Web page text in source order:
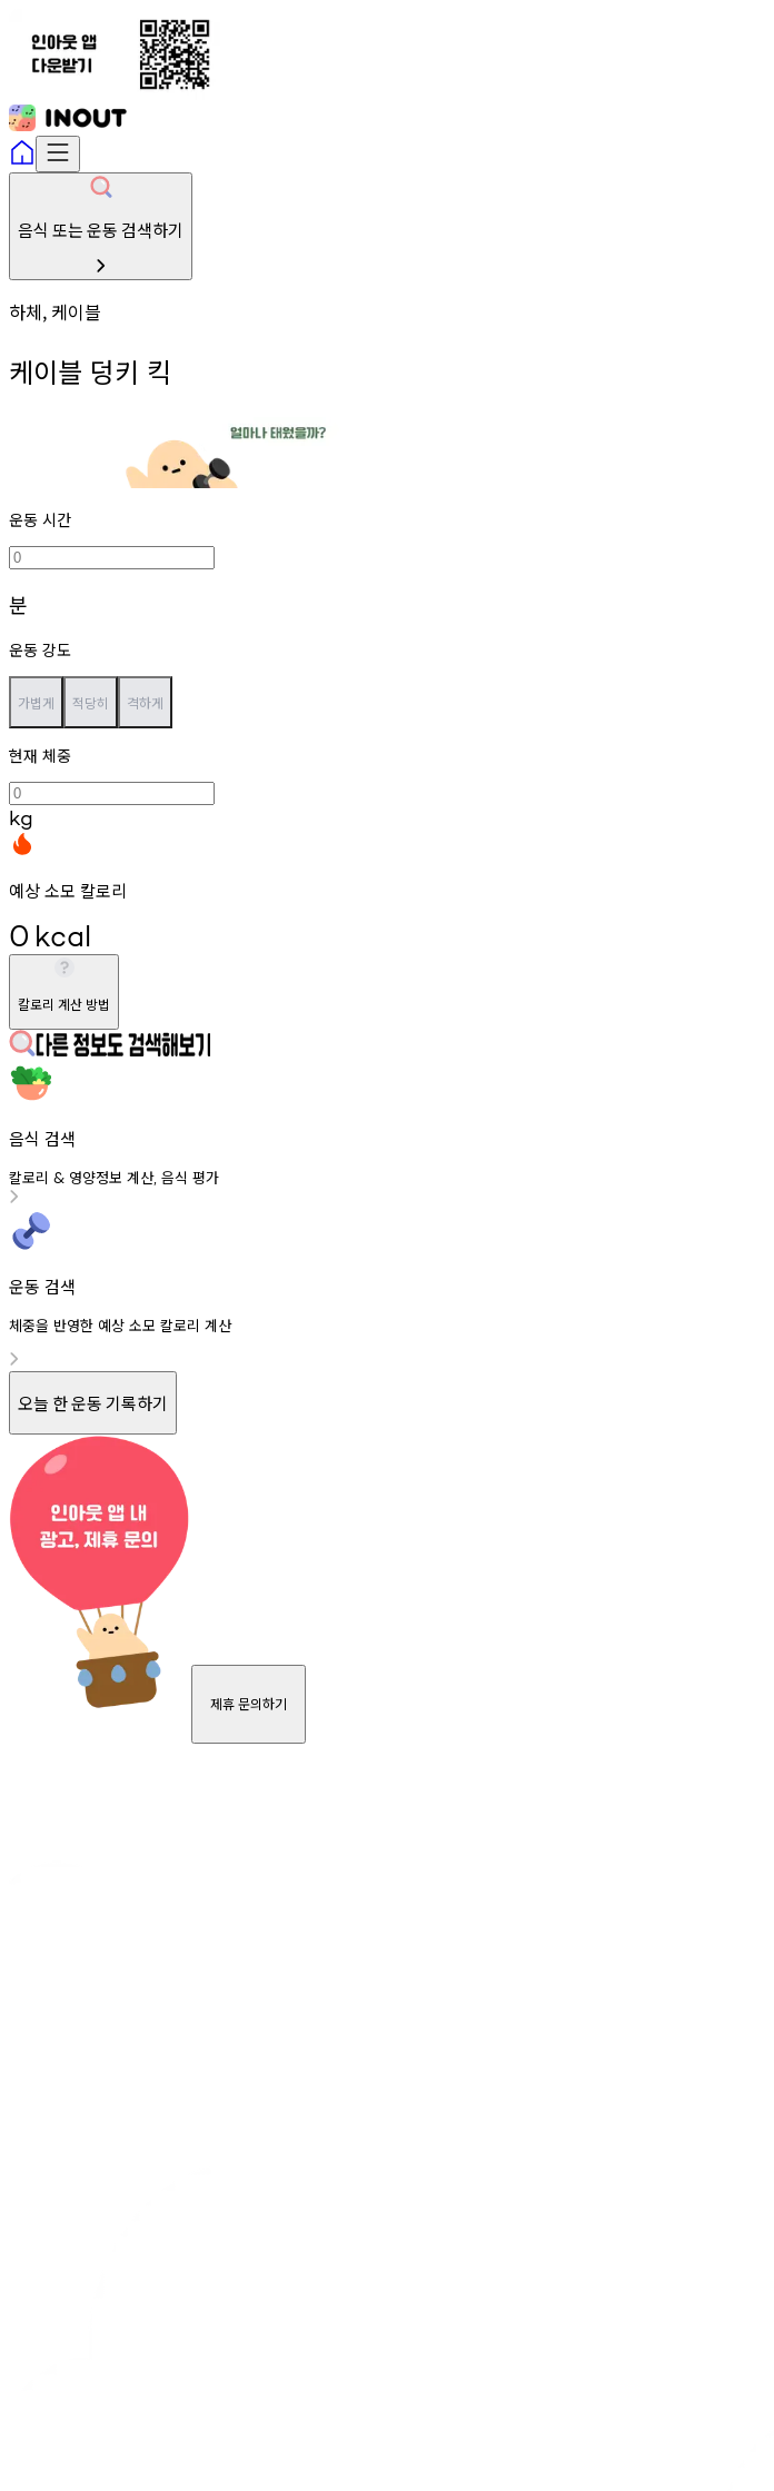
음식 또는 운동 검색하기
하체, 케이블
케이블 덩키 킥
운동 시간
분
운동 강도
가볍게 적당히 격하게
현재 체중
kg
예상 소모 칼로리
0 kcal
칼로리 계산 방법
음식 검색
칼로리 & 영양정보 계산, 음식 평가
운동 검색
체중을 반영한 예상 소모 칼로리 계산
오늘 한 운동 기록하기
제휴 문의하기